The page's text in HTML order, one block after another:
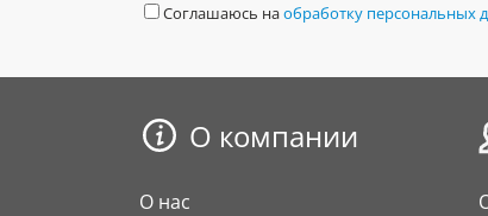
Соглашаюсь наобработку персональных
О компании
О нас